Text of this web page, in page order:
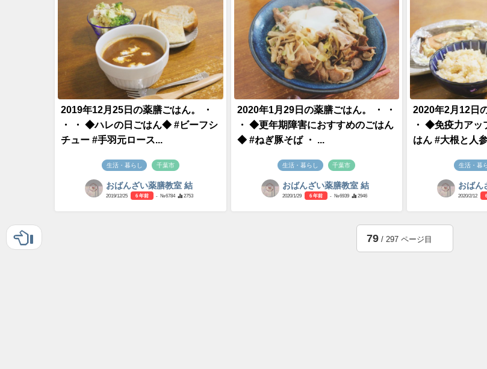
2019年12月25日の薬膳ごはん。 ・
・ ・ ◆ハレの日ごはん◆ #ビーフシ
チュー #手羽元ロース...
生活・暮らし 千葉市
おばんざい薬膳教室 結
2019/12/25 6 年前 - №6784 2753
2020年1月29日の薬膳ごはん。 ・ ・
・ ◆更年期障害におすすめのごはん
◆ #ねぎ豚そば ・ ...
生活・暮らし 千葉市
おばんざい薬膳教室 結
2020/1/29 6 年前 - №6939 2946
2020年2月12日
・ ◆免疫力ア
はん #大根と人
生活・暮
おばん
2020/2/12
79/ 297 ページ目